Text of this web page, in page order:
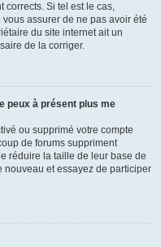
corrects. Si tel est le cas,
assurer de ne pas avoir été
du site internet ait un
de la corriger.
peux à présent plus me
ou supprimé votre compte
de forums suppriment
réduire la taille de leur base de
nouveau et essayez de participer